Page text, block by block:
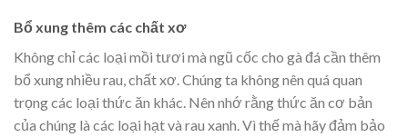
Bổ xung thêm các chất xơ
Không chỉ các loại mồi tươi mà ngũ cốc cho gà đá cần thêm
bổ xung nhiều rau, chất xơ. Chúng ta không nên quá quan
trọng các loại thức ăn khác. Nên nhớ rằng thức ăn cơ bản
của chúng là các loại hạt và rau xanh. Vì thế mà hãy đảm bảo